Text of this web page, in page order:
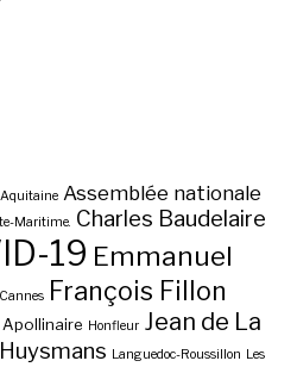
Aquitaine Assemblée nationale
Maritime. Charles Baudelaire
19 Emmanuel
François Fillon
Honfleur Jean de La
Languedoc-Roussillon Les